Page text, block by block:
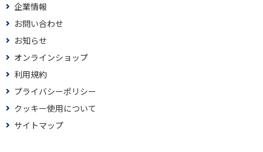
企業情報
お問い合わせ
お知らせ
オンラインショップ
利用規約
プライバシーポリシー
クッキー使用について
サイトマップ